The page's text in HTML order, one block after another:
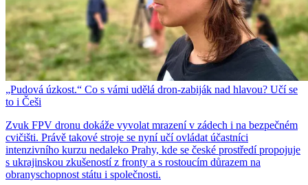
„Pudová úzkost.“ Co s vámi udělá dron-zabiják nad hlavou? Učí se
to i Češi
Zvuk FPV dronu dokáže vyvolat mrazení v zádech i na bezpečném
cvičišti. Právě takové stroje se nyní učí ovládat účastníci
intenzivního kurzu nedaleko Prahy, kde se české prostředí propojuje
s ukrajinskou zkušeností z fronty a s rostoucím důrazem na
obranyschopnost státu i společnosti.